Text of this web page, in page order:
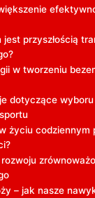
przyszłością
w tworzeniu
dotyczące
życiu codziennym
– jak nasze